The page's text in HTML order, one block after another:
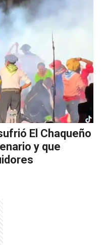
El Chaqueño
y que